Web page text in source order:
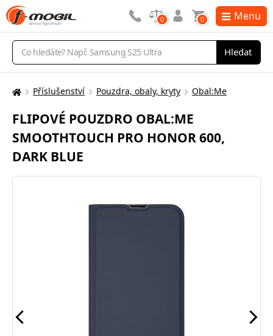
Vyhledávání
Hledat
0 0 Menu
Zde
nacházíte:
Příslušenství Pouzdra, obaly, kryty Obal:Me
FLIPOVÉ POUZDRO OBAL:ME
SMOOTHTOUCH PRO HONOR 600,
DARK BLUE